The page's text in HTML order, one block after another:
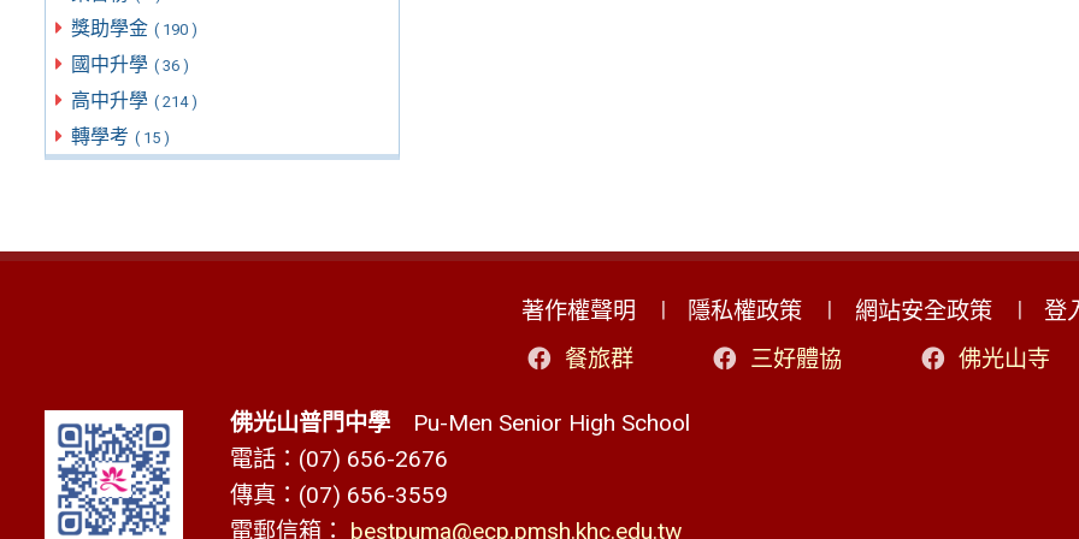
獎助學金 ( 190 )
國中升學 ( 36 )
高中升學 ( 214 )
轉學考 ( 15 )
著作權聲明 隱私權政策 網站安全政策
登
餐旅群
三好體協 佛光山寺
佛光山普門中學Pu-Men Senior High School
電話：(07) 656-2676
傳真：(07) 656-3559
電郵信箱： bestpuma@ecp.pmsh.khc.edu.tw